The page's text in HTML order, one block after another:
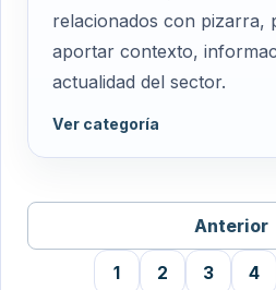
relacionados con pizarra,
aportar contexto,
actualidad del sector.
Ver categoría
Anterior
1 2 3 4